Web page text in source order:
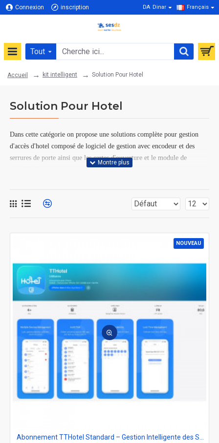
Connexion inscription DA Dinar Français
Tout
Accueil kit intelligent Solution Pour Hotel
Solution Pour Hotel
Dans cette catégorie on propose une solutions complète pour gestion
d'accès d'hotel composé de logiciel de gestion avec encodeur et des
serrures de porte ainsi que les cartes d'ouverture et le module de
contrôle de consommation d'énergie
NOUVEAU